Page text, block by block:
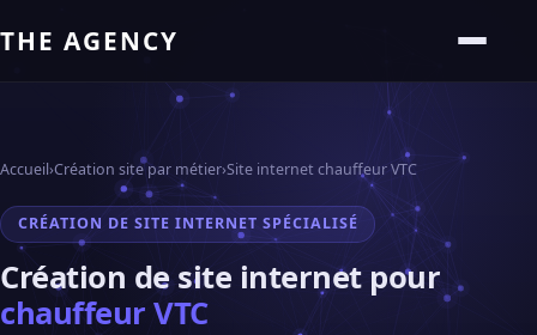
THE AGENCY
Accueil›Création site par métier›Site internet chauffeur VTC
CRÉATION DE SITE INTERNET SPÉCIALISÉ
Création de site internet pour
chauffeur VTC